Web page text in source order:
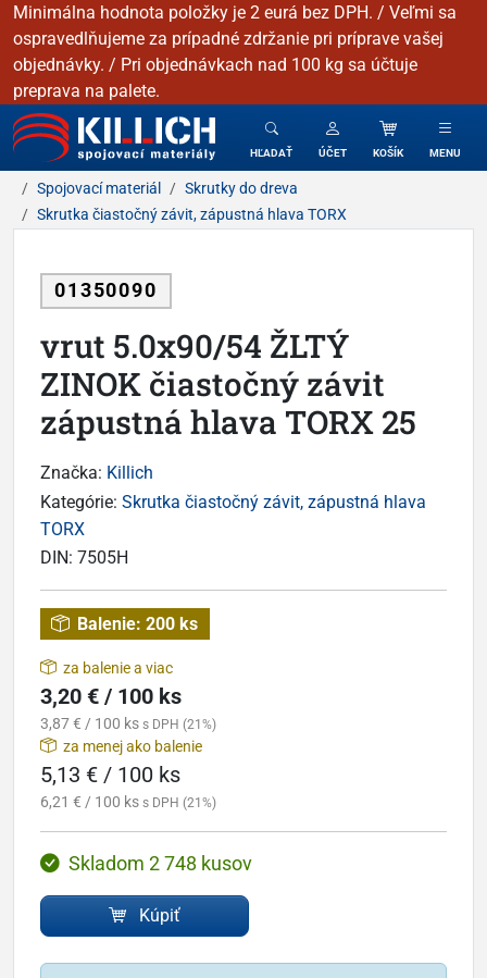
Minimálna hodnota položky je 2 eurá bez DPH. / Veľmi sa
ospravedlňujeme za prípadné zdržanie pri príprave vašej
objednávky. / Pri objednávkach nad 100 kg sa účtuje
preprava na palete.
KILLICH - Spojovacie materiály
HĽADAŤ ÚČET KOŠÍK MENU
Spojovací materiál
Skrutky do dreva
Skrutka čiastočný závit, zápustná hlava TORX
01350090
vrut 5.0x90/54 ŽLTÝ
ZINOK čiastočný závit
zápustná hlava TORX 25
Značka: Killich
Kategórie: Skrutka čiastočný závit, zápustná hlava
TORX
DIN: 7505H
Balenie: 200 ks
za balenie a viac
3,20 € / 100 ks
3,87 € / 100 ks s DPH (21%)
za menej ako balenie
5,13 € / 100 ks
6,21 € / 100 ks s DPH (21%)
Skladom 2 748 kusov
Kúpiť